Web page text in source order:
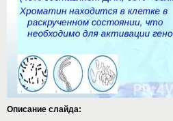
Описание слайда: